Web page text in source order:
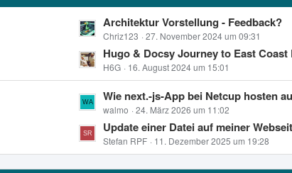
g
e
i
r
g
e
L
e
t
z
t
e
B
e
i
Architektur Vorstellung - Feedback?
Chriz123 27. November 2024 um 09:31
Hugo & Docsy Journey to East Coast Part 1 -
H6G 16. August 2024 um 15:01
L
e
t
z
t
Wie next.-js-App bei Netcup hosten außer auf
walmo 24. März 2026 um 11:02
Update einer Datei auf meiner Webseite führt NICHT dazu, daß sie ausgeführt wird,
Stefan RPF 11. Dezember 2025 um 19:28